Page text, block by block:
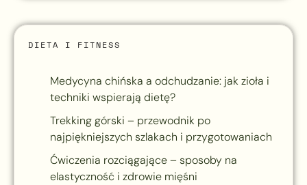
DIETA I FITNESS
Medycyna chińska a odchudzanie: jak zioła i
techniki wspierają dietę?
Trekking górski – przewodnik po
najpiękniejszych szlakach i przygotowaniach
Ćwiczenia rozciągające – sposoby na
elastyczność i zdrowie mięśni